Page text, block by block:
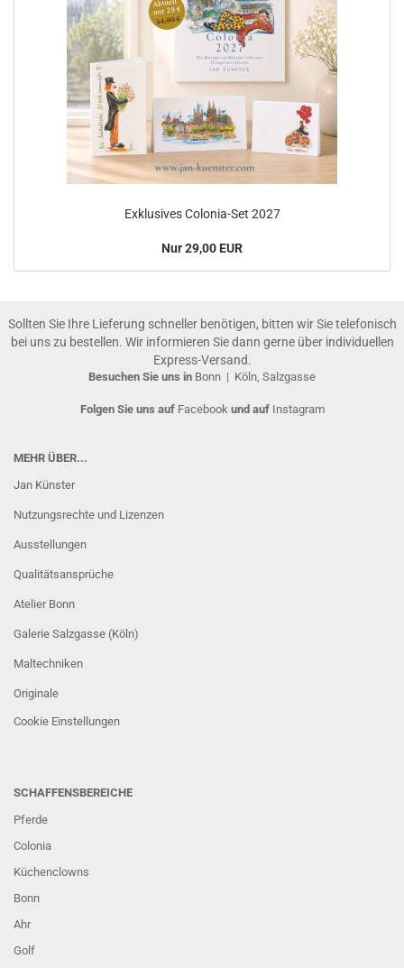
Exklusives Colonia-Set 2027
Nur 29,00 EUR
Sollten Sie Ihre Lieferung schneller benötigen, bitten wir Sie telefonisch
bei uns zu bestellen. Wir informieren Sie dann gerne über individuellen
Express-Versand.
Besuchen Sie uns in Bonn | Köln, Salzgasse
Folgen Sie uns auf Facebook und auf Instagram
MEHR ÜBER...
Jan Künster
Nutzungsrechte und Lizenzen
Ausstellungen
Qualitätsansprüche
Atelier Bonn
Galerie Salzgasse (Köln)
Maltechniken
Originale
Cookie Einstellungen
SCHAFFENSBEREICHE
Pferde
Colonia
Küchenclowns
Bonn
Ahr
Golf